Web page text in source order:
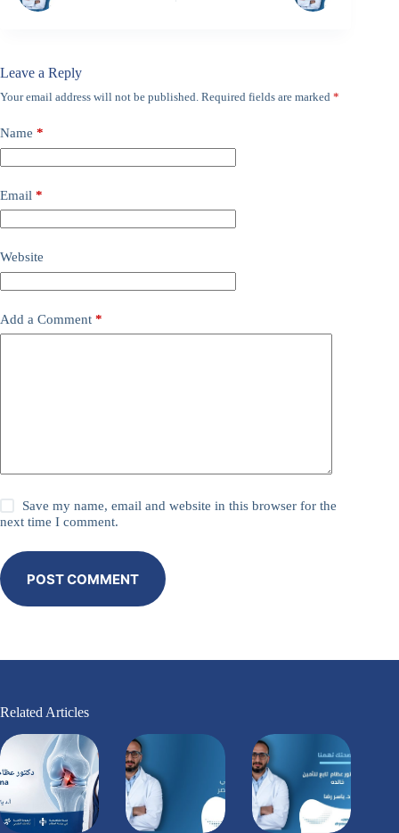
Leave a Reply
Your email address will not be published. Required fields are marked *
Name *
Email *
Website
Add a Comment *
Save my name, email and website in this browser for the
next time I comment.
POST COMMENT
Related Articles